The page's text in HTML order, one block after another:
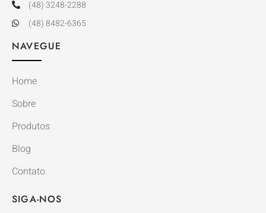
(48) 3248-2288
(48) 8482-6365
NAVEGUE
Home
Sobre
Produtos
Blog
Contato
SIGA-NOS